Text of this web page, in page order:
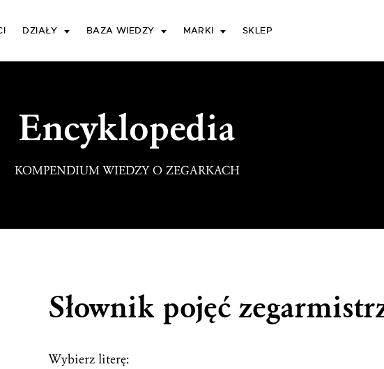
DZIAŁY BAZA WIEDZY MARKI SKLEP
Encyklopedia
KOMPENDIUM WIEDZY O ZEGARKACH
Słownik pojęć
Wybierz literę: